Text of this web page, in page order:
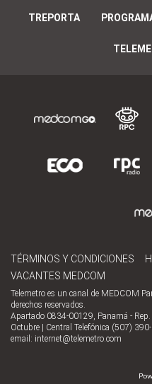
TREPORTA
TÉRMINOS Y CONDICIONES
VACANTES MEDCOM
Telemetro es un canal de MEDCOM
derechos reservados.
Apartado 0834-00129, Panamá -
Octubre | Central Telefónica (507)
email: internet@telemetro.com